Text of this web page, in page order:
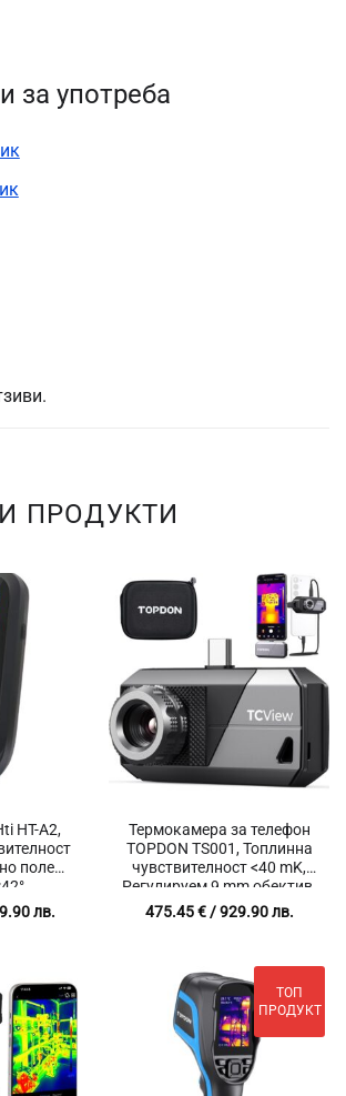
за употреба
ПРОДУКТИ
HT-A2,
поле
лв.
Термокамера за телефон
TOPDON TS001, Топлинна
чувствителност <40 mK,
Регулируем 9 mm обектив,
Температурен диапазон
-20°C до 550°C
475.45€/ 929.90 лв.
ТОП
ПРОДУКТ